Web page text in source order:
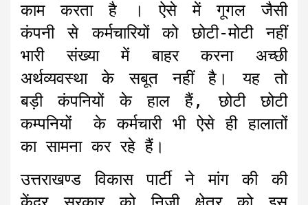
काम करता है । ऐसे में गूगल जैसी
कंपनी से कर्मचारियों को छोटी-मोटी नहीं
भारी संख्या में बाहर करना अच्छी
अर्थव्यवस्था के सबूत नहीं है। यह तो
बड़ी कंपनियों के हाल हैं, छोटी छोटी
कम्पनियों के कर्मचारी भी ऐसे ही हालातों
का सामना कर रहे हैं।
उत्तराखण्ड विकास पार्टी ने मांग की की